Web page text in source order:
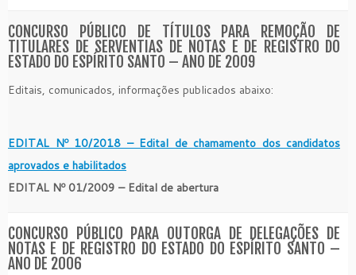
CONCURSO PÚBLICO DE TÍTULOS PARA REMOÇÃO DE
TITULARES DE SERVENTIAS DE NOTAS E DE REGISTRO DO
ESTADO DO ESPÍRITO SANTO – ANO DE 2009
Editais, comunicados, informações publicados abaixo:
EDITAL Nº 10/2018 – Edital de chamamento dos candidatos
aprovados e habilitados
EDITAL Nº 01/2009 – Edital de abertura
CONCURSO PÚBLICO PARA OUTORGA DE DELEGAÇÕES DE
NOTAS E DE REGISTRO DO ESTADO DO ESPÍRITO SANTO –
ANO DE 2006